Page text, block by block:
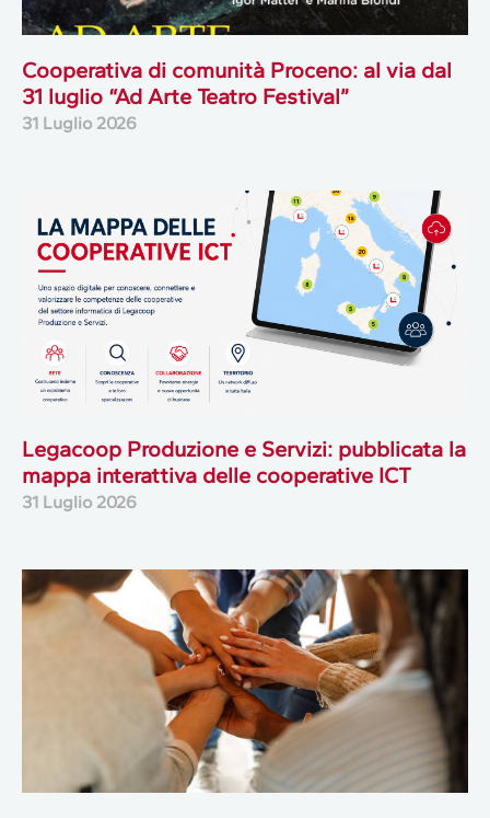
Cooperativa di comunità Proceno: al via dal
31 luglio “Ad Arte Teatro Festival”
31 Luglio 2026
Legacoop Produzione e Servizi: pubblicata la
mappa interattiva delle cooperative ICT
31 Luglio 2026